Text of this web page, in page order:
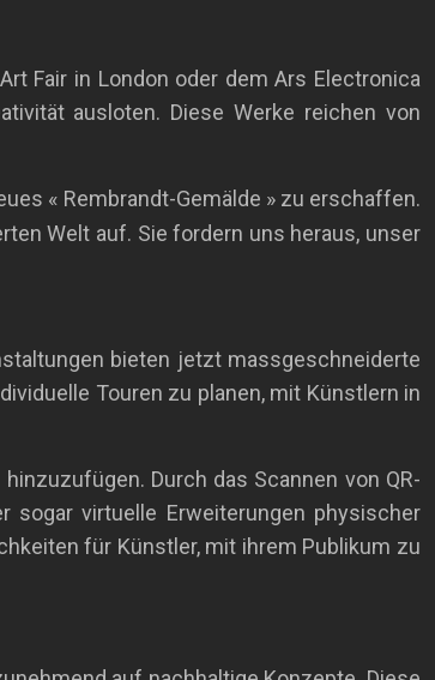
Fair in London oder dem Ars Electronica
ausloten. Diese Werke reichen von
« Rembrandt-Gemälde » zu erschaffen.
Welt auf. Sie fordern uns heraus, unser
bieten jetzt massgeschneiderte
Touren zu planen, mit Künstlern in
Durch das Scannen von QR-
sogar virtuelle Erweiterungen physischer
für Künstler, mit ihrem Publikum zu